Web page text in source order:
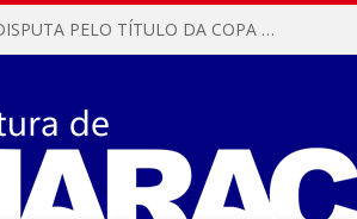
MARACANÃ SAI NA FRENTE NA DISPUTA PELO TÍTULO DA COPA PARÁ SUB-17!